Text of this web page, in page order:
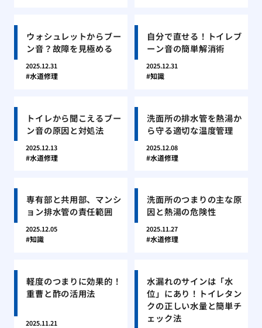
ウォシュレットからブー
ン音？故障を見極める
2025.12.31
水道修理
自分で直せる！トイレブ
ーン音の簡単解消術
2025.12.31
知識
トイレから聞こえるブー
ン音の原因と対処法
2025.12.13
水道修理
洗面所の排水管を熱湯か
ら守る適切な温度管理
2025.12.08
水道修理
専有部と共用部、マンシ
ョン排水管の責任範囲
2025.12.05
知識
洗面所のつまりの主な原
因と熱湯の危険性
2025.11.27
水道修理
軽度のつまりに効果的！
重曹と酢の活用法
2025.11.21
水漏れのサインは「水
位」にあり！トイレタン
クの正しい水量と簡単チ
ェック法